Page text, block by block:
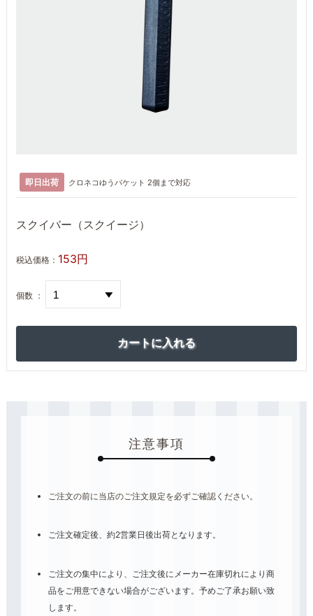
即日出荷 クロネコゆうパケット 2個まで対応
スクイバー（スクイージ）
税込価格： 153円
個数 ：
注意事項
ご注文の前に当店のご注文規定を必ずご確認ください。
ご注文確定後、約2営業日後出荷となります。
ご注文の集中により、ご注文後にメーカー在庫切れにより商
品をご用意できない場合がございます。予めご了承お願い致
します。